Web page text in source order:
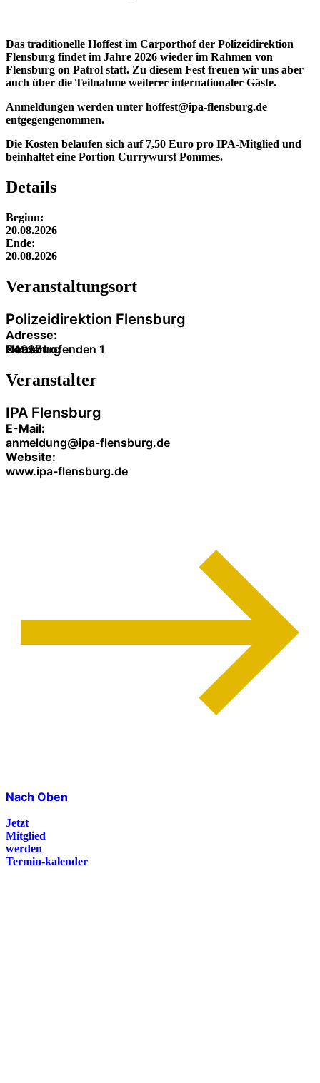
Das traditionelle Hoffest im Carporthof der Polizeidirektion
Flensburg findet im Jahre 2026 wieder im Rahmen von
Flensburg on Patrol statt. Zu diesem Fest freuen wir uns aber
auch über die Teilnahme weiterer internationaler Gäste.
Anmeldungen werden unter hoffest@ipa-flensburg.de
entgegengenommen.
Die Kosten belaufen sich auf 7,50 Euro pro IPA-Mitglied und
beinhaltet eine Portion Currywurst Pommes.
Details
Beginn:
20.08.2026
Ende:
20.08.2026
Veranstaltung­sort
Polizeidirektion Flensburg
Adresse:
Norderhofenden 1
24937
Flensburg
Veranstalter
IPA Flensburg
E-Mail:
anmeldung@ipa-flensburg.de
Website:
www.ipa-flensburg.de
Nach Oben
Jetzt
Mitglied
werden
Termin-kalender